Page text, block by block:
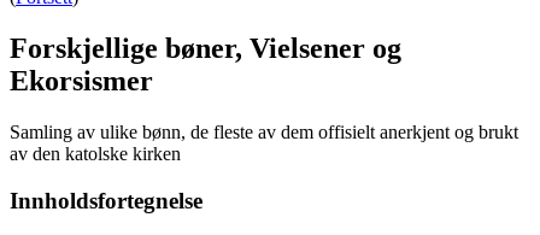
Forskjellige bøner, Vielsener og
Ekorsismer
Samling av ulike bønn, de fleste av dem offisielt anerkjent og brukt
av den katolske kirken
Innholdsfortegnelse